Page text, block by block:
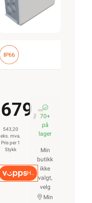
679,-
543,20
eks. mva.
Pris per 1
Stykk
Hurtigkasse
70+
på
lager
Min
butikk
ikke
valgt,
velg
Min